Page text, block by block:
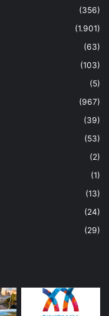
(356)
(1.901)
(63)
(103)
(5)
(967)
(39)
(53)
(2)
(1)
(13)
(24)
(29)